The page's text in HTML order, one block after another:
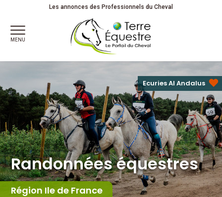
Randonnées équestresLes annonces des Professionnels du Cheval
MENU
Randonnées équestres
Région Ile de France
Ecuries Al Andalus